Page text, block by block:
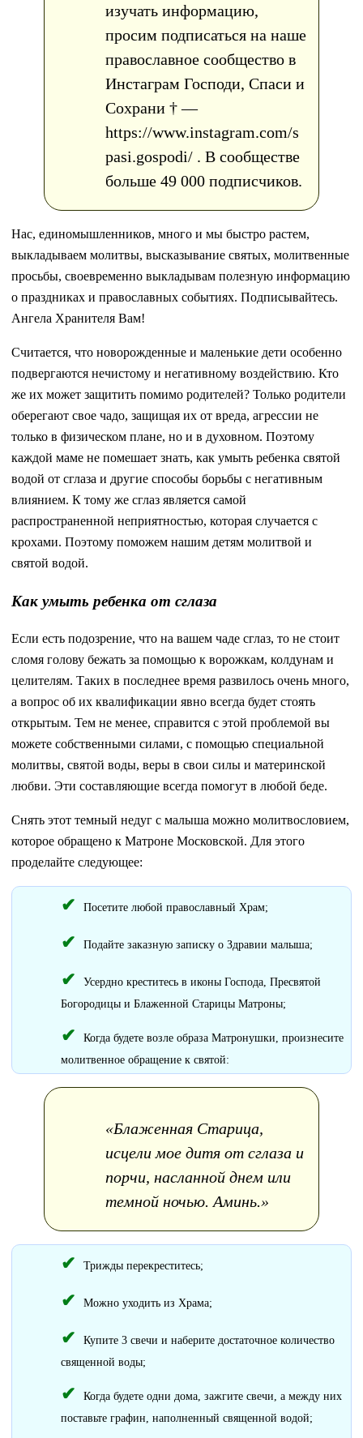
изучать информацию,
просим подписаться на наше
православное сообщество в
Инстаграм Господи, Спаси и
Сохрани † —
https://www.instagram.com/s
pasi.gospodi/ . В сообществе
больше 49 000 подписчиков.
Нас, единомышленников, много и мы быстро растем,
выкладываем молитвы, высказывание святых, молитвенные
просьбы, своевременно выкладывам полезную информацию
о праздниках и православных событиях. Подписывайтесь.
Ангела Хранителя Вам!
Считается, что новорожденные и маленькие дети особенно
подвергаются нечистому и негативному воздействию. Кто
же их может защитить помимо родителей? Только родители
оберегают свое чадо, защищая их от вреда, агрессии не
только в физическом плане, но и в духовном. Поэтому
каждой маме не помешает знать, как умыть ребенка святой
водой от сглаза и другие способы борьбы с негативным
влиянием. К тому же сглаз является самой
распространенной неприятностью, которая случается с
крохами. Поэтому поможем нашим детям молитвой и
святой водой.
Как умыть ребенка от сглаза
Если есть подозрение, что на вашем чаде сглаз, то не стоит
сломя голову бежать за помощью к ворожкам, колдунам и
целителям. Таких в последнее время развилось очень много,
а вопрос об их квалификации явно всегда будет стоять
открытым. Тем не менее, справится с этой проблемой вы
можете собственными силами, с помощью специальной
молитвы, святой воды, веры в свои силы и материнской
любви. Эти составляющие всегда помогут в любой беде.
Снять этот темный недуг с малыша можно молитвословием,
которое обращено к Матроне Московской. Для этого
проделайте следующее:
Посетите любой православный Храм;
Подайте заказную записку о Здравии малыша;
Усердно креститесь в иконы Господа, Пресвятой
Богородицы и Блаженной Старицы Матроны;
Когда будете возле образа Матронушки, произнесите
молитвенное обращение к святой:
«Блаженная Старица,
исцели мое дитя от сглаза и
порчи, насланной днем или
темной ночью. Аминь.»
Трижды перекреститесь;
Можно уходить из Храма;
Купите 3 свечи и наберите достаточное количество
священной воды;
Когда будете одни дома, зажгите свечи, а между них
поставьте графин, наполненный священной водой;